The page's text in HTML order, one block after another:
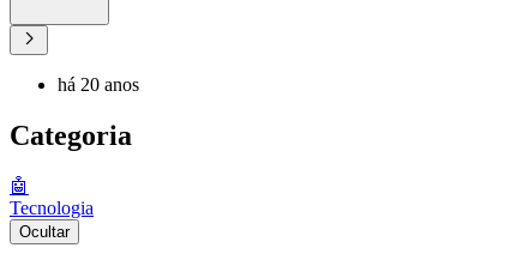
há 20 anos
Categoria
🤖
Tecnologia
Ocultar